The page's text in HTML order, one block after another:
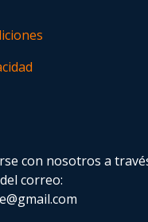
con nosotros a
correo: